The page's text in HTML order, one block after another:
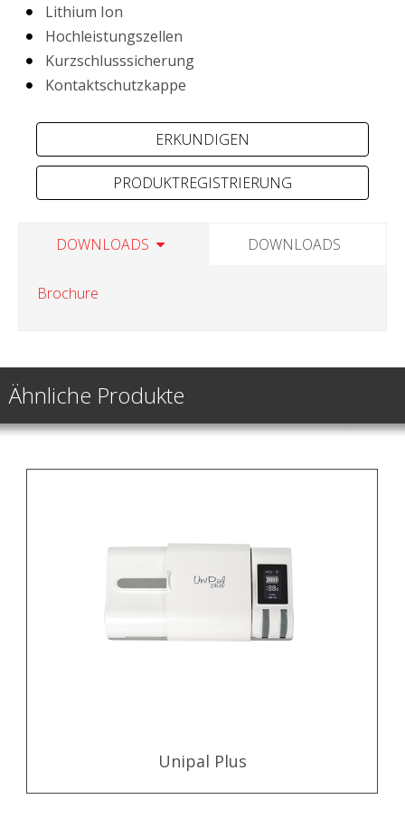
Lithium Ion
Hochleistungszellen
Kurzschlusssicherung
Kontaktschutzkappe
PRODUKTREGISTRIERUNG
DOWNLOADS DOWNLOADS
Brochure
Ähnliche Produkte
Unipal Plus